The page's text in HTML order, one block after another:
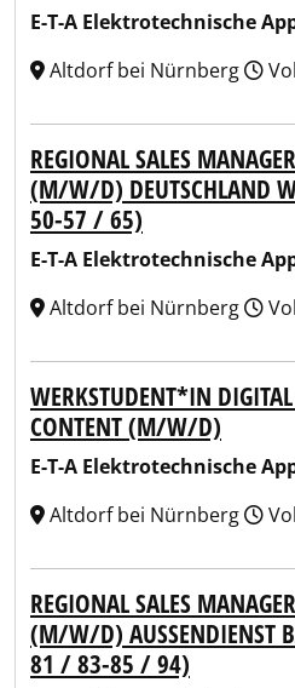
E-T-A Elektrotechnische
Altdorf bei Nürnberg
REGIONAL SALES
(M/W/D) DEUTSCHLAND
50-57 / 65)
E-T-A Elektrotechnische
Altdorf bei Nürnberg
WERKSTUDENT*IN
CONTENT (M/W/D)
E-T-A Elektrotechnische
Altdorf bei Nürnberg
REGIONAL SALES
(M/W/D) AUSSENDIENST
1 / 83-85 / 94)